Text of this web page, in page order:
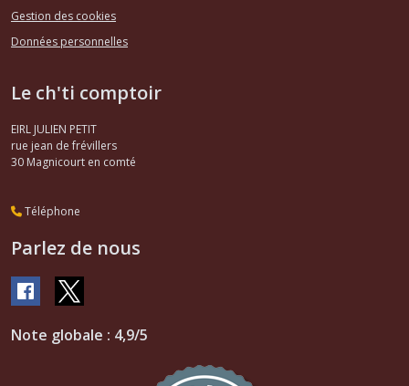
Gestion des cookies
Données personnelles
Le ch'ti comptoir
EIRL JULIEN PETIT
rue jean de frévillers
30 Magnicourt en comté
Téléphone
Parlez de nous
Note globale : 4,9/5